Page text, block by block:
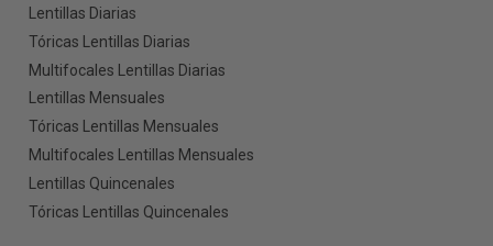
Lentillas Diarias
Tóricas Lentillas Diarias
Multifocales Lentillas Diarias
Lentillas Mensuales
Tóricas Lentillas Mensuales
Multifocales Lentillas Mensuales
Lentillas Quincenales
Tóricas Lentillas Quincenales